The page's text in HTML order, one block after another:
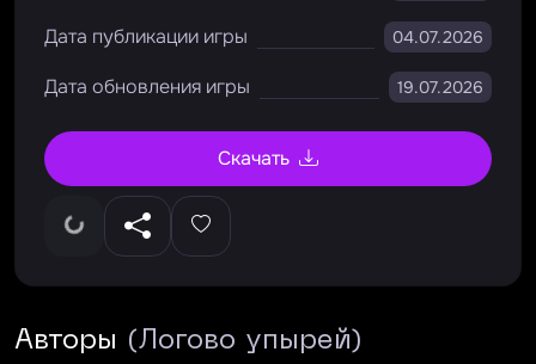
Дата публикации игры 04.07.2026
Дата обновления игры 19.07.2026
Скачать
Авторы (Логово упырей)